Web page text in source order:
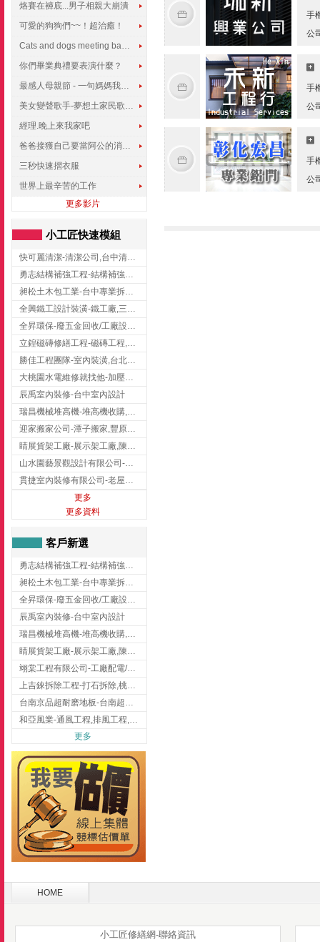
烙賽在褲底...男子相親大崩潰
可愛的狗狗們~~！超治癒！
Cats and dogs meeting babies for the first time
你們畢業典禮要表演什麼？
最感人母親節 - 一句媽媽我愛你
美女變聲歌手-夢想土家民歌傳遍世界
經理.晚上來我家吧
爸爸接獲自己要當阿公的消息，反應史上最可愛!!!
三秒快速摺衣服
世界上最辛苦的工作
更多影片
小工匠快速模組
快可麗清潔-清潔公司,台中清潔公司,台中居家清潔
勇志結構補強工程-結構補強工程 ,桃園結構補強工程,龍潭結構補強工程
昶松土木包工業-台中專業拆除工程/挖土機出租
全興鐵工設計裝潢-鐵工廠,三峽鐵工廠,台北鐵工廠
全昇環保-廢五金回收/工廠設備收購/機械設備回收/高價收購廠房設備
立鍠磁磚修繕工程-磁磚工程,磁磚修補,新竹磁磚工程
勝佳工程團隊-室內裝潢,台北房屋裝修,三重室內裝修
大桃園水電維修就找他-加壓馬達,抽水馬達,桃園水電行,中壢水電
辰禹室內裝修-台中室內設計
瑞昌機械堆高機-堆高機收購,新北市堆高機,桃園堆高機
迎家搬家公司-潭子搬家,豐原搬家,大雅搬家,大甲搬家,台中推薦搬家,台中搬家
睛展貨架工廠-展示架工廠,陳列架,台中展示架工廠
山水園藝景觀設計有限公司-景觀工程,景觀設計,新竹園藝工程,新竹景觀設計
貫捷室內裝修有限公司-老屋翻新工程,台中老屋翻新工程,台中舊屋翻新
更多
更多資料
客戶新選
勇志結構補強工程-結構補強工程 ,桃園結構補強工程,龍潭結構補強工程
昶松土木包工業-台中專業拆除工程/挖土機出租
全昇環保-廢五金回收/工廠設備收購/機械設備回收/高價收購廠房設備
辰禹室內裝修-台中室內設計
瑞昌機械堆高機-堆高機收購,新北市堆高機,桃園堆高機
睛展貨架工廠-展示架工廠,陳列架,台中展示架工廠
翊棠工程有限公司-工廠配電/高雄消防機電公司
上吉錸拆除工程-打石拆除,桃園打石拆除,桃園拆除工程
台南京品超耐磨地板-台南超耐磨地板
和亞風業-通風工程,排風工程,彰化通風工程,彰化排風工程
更多
手
公
手
公
手
公
HOME
小工匠修繕網-聯絡資訊